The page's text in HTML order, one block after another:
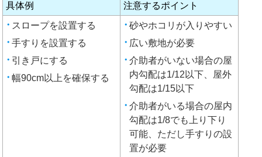
具体例
注意するポイント
スロープを設置する
手すりを設置する
引き戸にする
幅90cm以上を確保する
砂やホコリが入りやすい
広い敷地が必要
介助者がいない場合の屋
内勾配は1/12以下、屋外
勾配は1/15以下
介助者がいる場合の屋内
勾配は1/8でも上り下り
可能、ただし手すりの設
置が必要